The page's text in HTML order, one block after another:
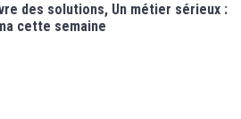
des solutions, Un métier sérieux :
cette semaine